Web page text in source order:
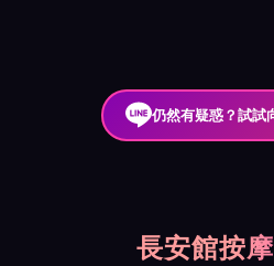
仍然有疑惑？試試
長安館按